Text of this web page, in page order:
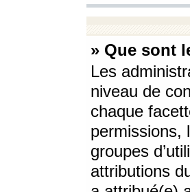
» Que sont
Les
niveau de
chaque
permissions,
groupes
attributions